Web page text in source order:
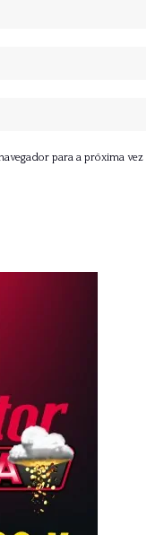
para a próxima vez